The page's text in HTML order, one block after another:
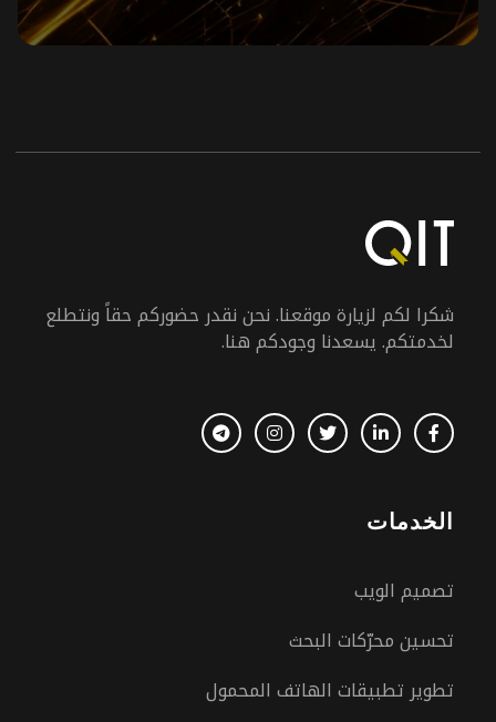
شكرا لكم لزيارة موقعنا. نحن نقدر حضوركم حقاً ونتطلع
لخدمتكم. يسعدنا وجودكم هنا.
الخدمات
تصميم الويب
تحسين محرّكات البحث
تطوير تطبيقات الهاتف المحمول